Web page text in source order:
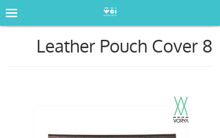
Leather Pouch Cover 8
Leather Pouch Cover 8